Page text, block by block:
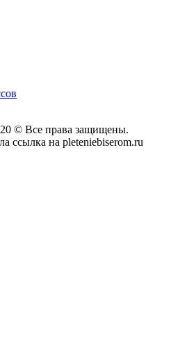
© Все права защищены.
ссылка на pleteniebiserom.ru